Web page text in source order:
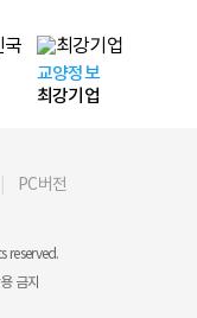
교양정보
최강기업
PC버전
reserved.
금지